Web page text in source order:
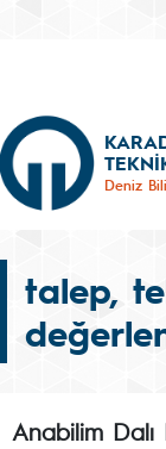
Deniz
talep,
Anabilim Dalı